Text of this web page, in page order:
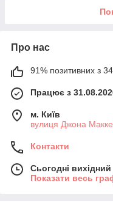
Про нас
91% позитивних з 34
Працює з
м. Київ
вулиця Джона
Контакти
Сьогодні вихідний
Показати весь